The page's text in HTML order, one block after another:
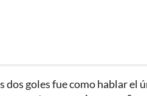
dos goles fue como hablar el